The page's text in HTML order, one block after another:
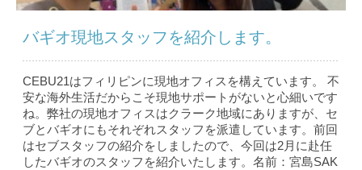
バギオ現地スタッフを紹介します。
CEBU21はフィリピンに現地オフィスを構えています。 不
安な海外生活だからこそ現地サポートがないと心細いです
ね。弊社の現地オフィスはクラーク地域にありますが、セ
ブとバギオにもそれぞれスタッフを派遣しています。前回
はセブスタッフの紹介をしましたので、今回は2月に赴任
したバギオのスタッフを紹介いたします。名前：宮島SAK